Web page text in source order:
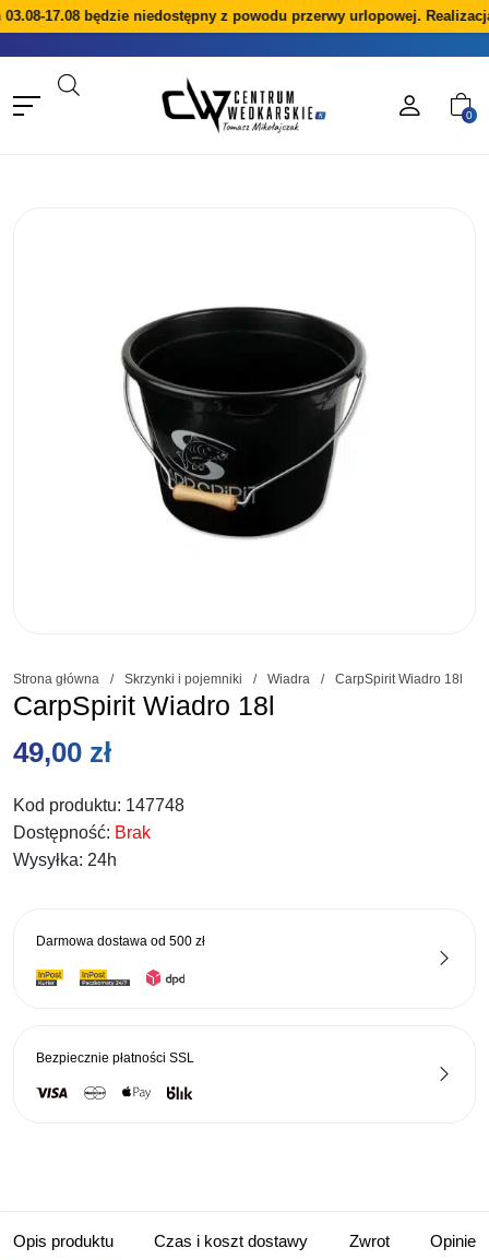
17.08 będzie niedostępny z powodu przerwy urlopowej. Realizacja
0
Strona główna / Skrzynki i pojemniki / Wiadra / CarpSpirit Wiadro 18l
CarpSpirit Wiadro 18l
49,00 zł
Kod produktu: 147748
Dostępność: Brak
Wysyłka: 24h
Darmowa dostawa od 500 zł
Bezpiecznie płatności SSL
Opis produktu Czas i koszt dostawy Zwrot Opinie